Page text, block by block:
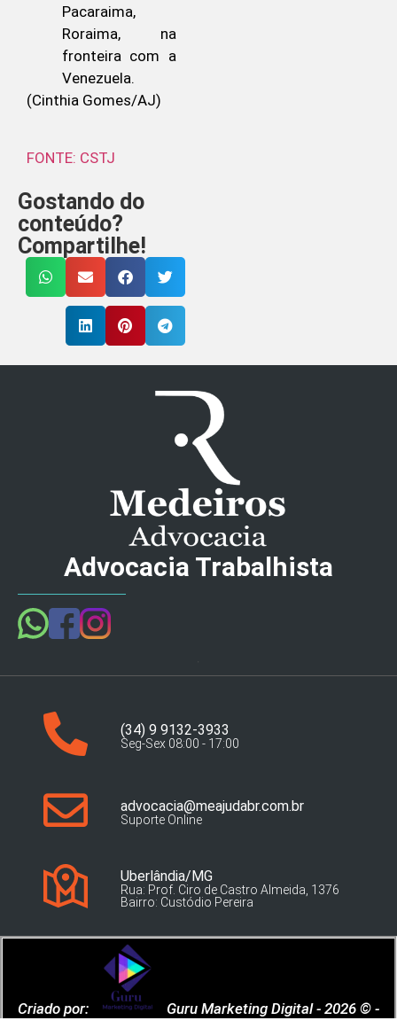
Pacaraima,
Roraima, na
fronteira com a
Venezuela.
(Cinthia Gomes/AJ)
FONTE: CSTJ
Gostando do
conteúdo?
Compartilhe!
Advocacia Trabalhista
(34) 9 9132-3933
Seg-Sex 08:00 - 17:00
advocacia@meajudabr.com.br
Suporte Online
Uberlândia/MG
Rua: Prof. Ciro de Castro Almeida, 1376
Bairro: Custódio Pereira
Criado por:
Guru Marketing Digital - 2026 © -
Todos os Direitos Reservados.